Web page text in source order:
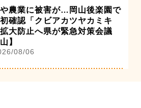
農業に被害が…岡山後楽園で
確認「クビアカツヤカミキ
大防止へ県が緊急対策会議
】
08/06